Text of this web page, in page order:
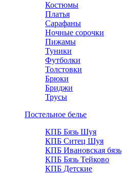
Костюмы
Платья
Сарафаны
Ночные сорочки
Пижамы
Туники
Футболки
Толстовки
Брюки
Бриджи
Трусы
Постельное белье
КПБ Бязь Шуя
КПБ Ситец Шуя
КПБ Ивановская бязь
КПБ Бязь Тейково
КПБ Детские